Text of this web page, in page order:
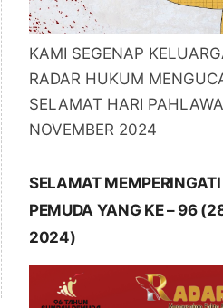
KAMI SEGENAP
RADAR HUKUM
SELAMAT HARI
NOVEMBER 2024
SELAMAT
PEMUDA YANG KE – 96
2024)